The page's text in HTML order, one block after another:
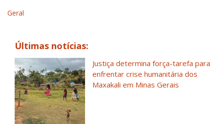
Geral
Últimas notícias:
Justiça determina força-tarefa para
enfrentar crise humanitária dos
Maxakali em Minas Gerais